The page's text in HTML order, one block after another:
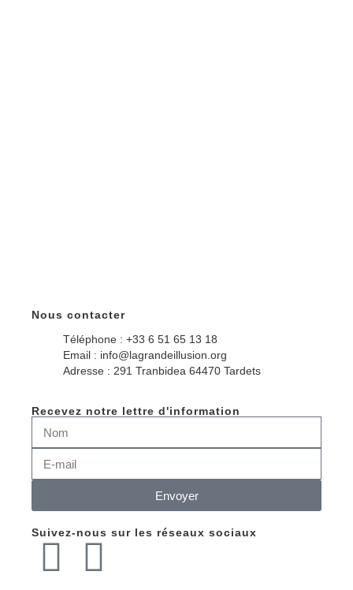
Nous contacter
Téléphone : +33 6 51 65 13 18
Email : info@lagrandeillusion.org
Adresse : 291 Tranbidea 64470 Tardets
Recevez notre lettre d'information
Envoyer
Suivez-nous sur les réseaux sociaux